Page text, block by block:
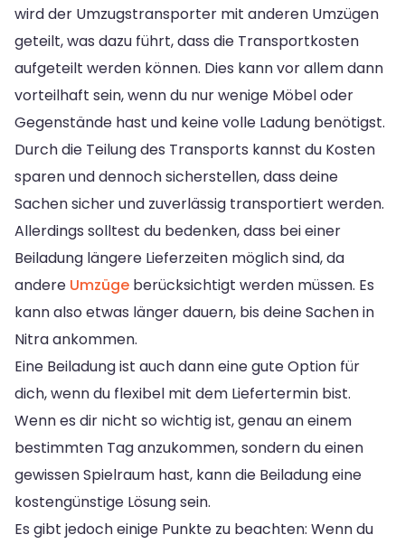
wird der Umzugstransporter mit anderen Umzügen
geteilt, was dazu führt, dass die Transportkosten
aufgeteilt werden können. Dies kann vor allem dann
vorteilhaft sein, wenn du nur wenige Möbel oder
Gegenstände hast und keine volle Ladung benötigst.
Durch die Teilung des Transports kannst du Kosten
sparen und dennoch sicherstellen, dass deine
Sachen sicher und zuverlässig transportiert werden.
Allerdings solltest du bedenken, dass bei einer
Beiladung längere Lieferzeiten möglich sind, da
andere Umzüge berücksichtigt werden müssen. Es
kann also etwas länger dauern, bis deine Sachen in
Nitra ankommen.
Eine Beiladung ist auch dann eine gute Option für
dich, wenn du flexibel mit dem Liefertermin bist.
Wenn es dir nicht so wichtig ist, genau an einem
bestimmten Tag anzukommen, sondern du einen
gewissen Spielraum hast, kann die Beiladung eine
kostengünstige Lösung sein.
Es gibt jedoch einige Punkte zu beachten: Wenn du